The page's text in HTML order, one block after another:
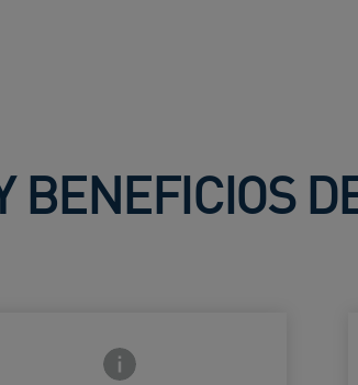
BENEFICIOS
Icono de información frontal